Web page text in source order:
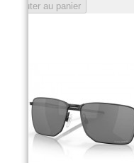
Ajouter au panier